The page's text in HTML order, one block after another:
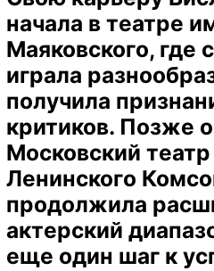
начала в театре
Маяковского, где
играла
получила
критиков. Позже
Московский
Ленинского
продолжила
актерский
еще один шаг к